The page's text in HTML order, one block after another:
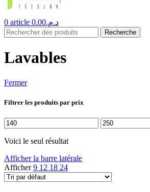
0 article د.م.0.00
Recherche
Lavables
Fermer
Filtrer les produits par prix
Prix
min
Prix
max
Voici le seul résultat
Afficher la barre latérale
Afficher9 12 18 24